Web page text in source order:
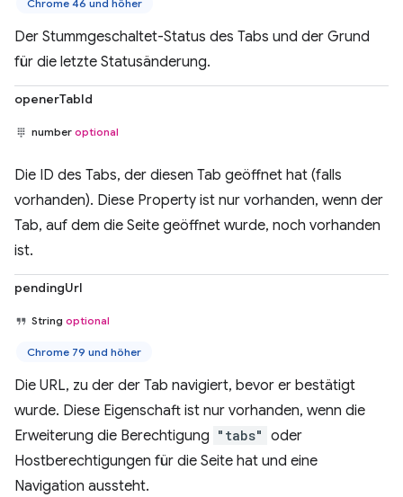
Chrome 46 und höher
Der Stummgeschaltet-Status des Tabs und der Grund
für die letzte Statusänderung.
openerTabId
number optional
Die ID des Tabs, der diesen Tab geöffnet hat (falls
vorhanden). Diese Property ist nur vorhanden, wenn der
Tab, auf dem die Seite geöffnet wurde, noch vorhanden
ist.
pendingUrl
String optional
Chrome 79 und höher
Die URL, zu der der Tab navigiert, bevor er bestätigt
wurde. Diese Eigenschaft ist nur vorhanden, wenn die
Erweiterung die Berechtigung "tabs" oder
Hostberechtigungen für die Seite hat und eine
Navigation aussteht.